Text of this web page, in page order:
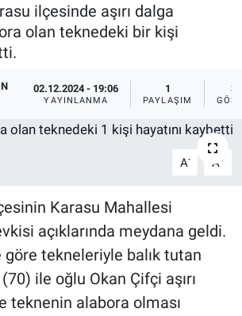
ilçesinde aşırı dalga
olan teknedeki bir kişi
02.12.2024 - 19:06
YAYINLANMA
1
PAYLAŞIM
A- A +
Karasu Mahallesi
açıklarında meydana geldi.
göre tekneleriyle balık tutan
ile oğlu Okan Çifçi aşırı
teknenin alabora olması